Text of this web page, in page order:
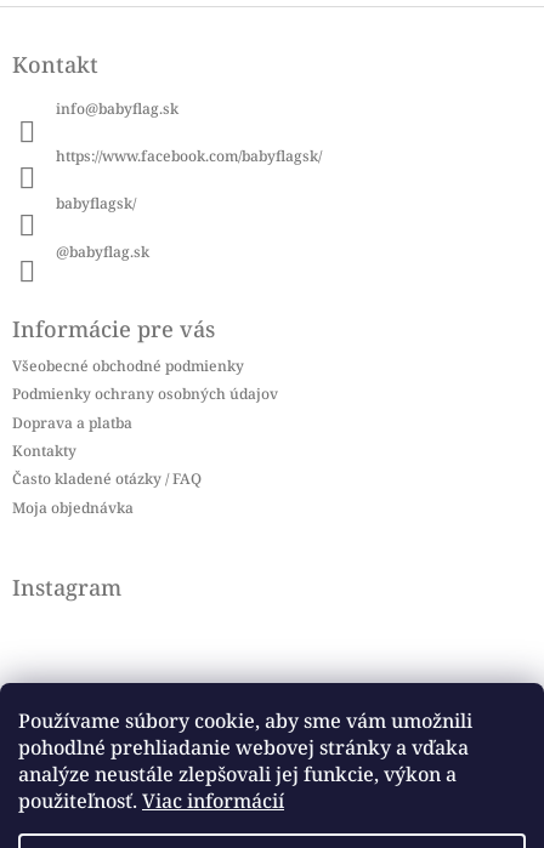
Používame súbory cookie, aby sme vám umožnili
pohodlné prehliadanie webovej stránky a vďaka
analýze neustále zlepšovali jej funkcie, výkon a
použiteľnosť. Viac informácií
Z
pKontakt
info@babyflag.sk
https://www.facebook.com/babyflagsk/
babyflagsk/
@babyflag.sk
Informácie pre vás
Všeobecné obchodné podmienky
Podmienky ochrany osobných údajov
Doprava a platba
Kontakty
Často kladené otázky / FAQ
Moja objednávka
Instagram
Sledovať na Instagrame
Facebook